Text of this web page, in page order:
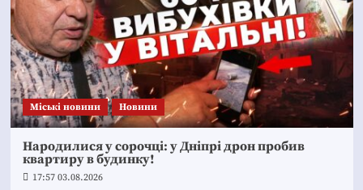
Mіські новини Новини
Народилися у сорочці: у Дніпрі дрон пробив
квартиру в будинку!
17:57 03.08.2026